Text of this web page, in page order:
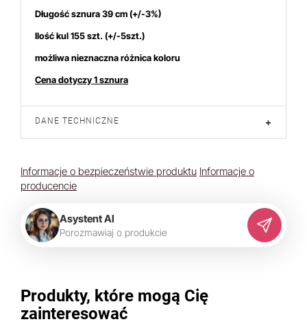
Długość sznura 39 cm (+/-3%)
Ilość kul 155 szt. (+/-5szt.)
możliwa nieznaczna różnica koloru
Cena dotyczy 1 sznura
DANE TECHNICZNE +
Informacje o bezpieczeństwie produktu Informacje o
producencie
Asystent AI
Porozmawiaj o produkcie
Produkty, które mogą Cię
zainteresować